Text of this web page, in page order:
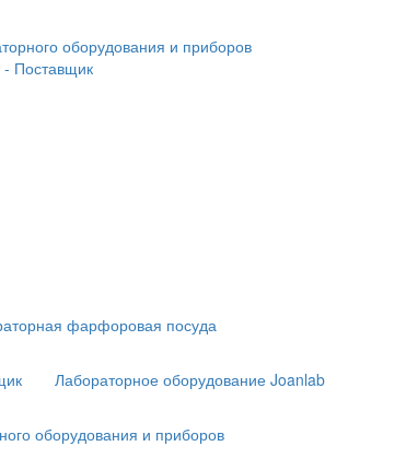
оборудования и приборов
- Поставщик
фарфоровая посуда
Лабораторное оборудование Joanlab
оборудования и приборов